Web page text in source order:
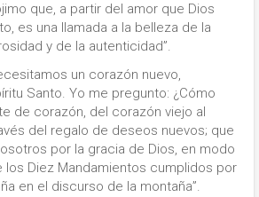
que, a partir del amor que Dios
es una llamada a la belleza de la
y de la autenticidad”.
un corazón nuevo,
Santo. Yo me pregunto: ¿Cómo
de corazón, del corazón viejo al
del regalo de deseos nuevos; que
por la gracia de Dios, en modo
los Diez Mandamientos cumplidos por
en el discurso de la montaña”.